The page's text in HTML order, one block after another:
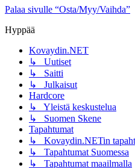
Palaa sivulle “Osta/Myy/Vaihda”
Hyppää
Kovaydin.NET
↳ Uutiset
↳ Saitti
↳ Julkaisut
Hardcore
↳ Yleistä keskustelua
↳ Suomen Skene
Tapahtumat
↳ Kovaydin.NETin
↳ Tapahtumat Suomessa
↳ Tapahtumat maailmalla